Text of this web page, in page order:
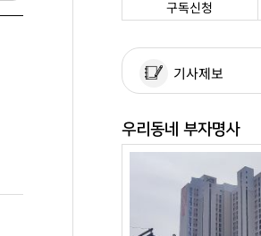
구독신청
기사제보
우리동네 부자명사